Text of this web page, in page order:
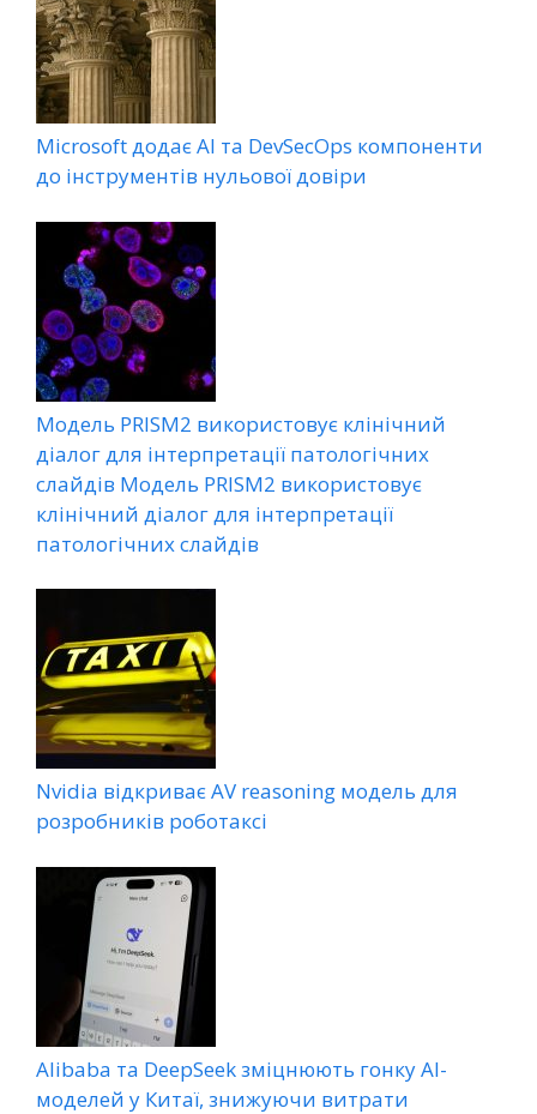
Microsoft додає AI та DevSecOps компоненти
до інструментів нульової довіри
Модель PRISM2 використовує клінічний
діалог для інтерпретації патологічних
слайдів Модель PRISM2 використовує
клінічний діалог для інтерпретації
патологічних слайдів
Nvidia відкриває AV reasoning модель для
розробників роботаксі
Alibaba та DeepSeek зміцнюють гонку AI-
моделей у Китаї, знижуючи витрати